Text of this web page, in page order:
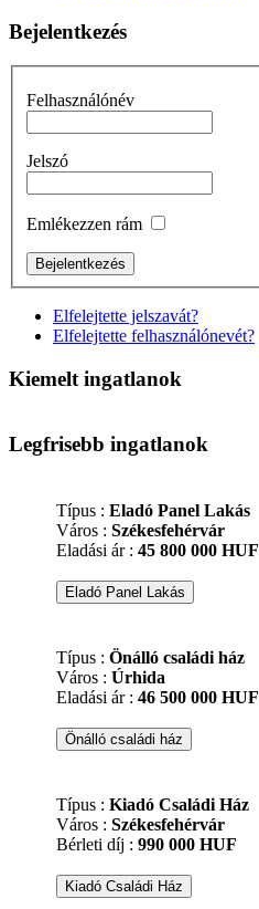
Bejelentkezés
Felhasználónév
Jelszó
Emlékezzen rám
Elfelejtette jelszavát?
Elfelejtette felhasználónevét?
Kiemelt ingatlanok
Legfrisebb ingatlanok
Típus : Eladó Panel Lakás
Város : Székesfehérvár
Eladási ár : 45 800 000 HUF
Típus : Önálló családi ház
Város : Úrhida
Eladási ár : 46 500 000 HUF
Típus : Kiadó Családi Ház
Város : Székesfehérvár
Bérleti díj : 990 000 HUF